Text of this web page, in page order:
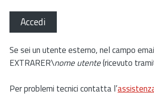
Accedi
Se sei un utente esterno, nel campo
EXTRARER\nome utente(ricevuto
Per problemi tecnici contatta l’